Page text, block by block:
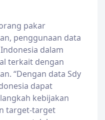
pakar
penggunaan data
dalam
terkait dengan
“Dengan data Sdy
dapat
kebijakan
target-target